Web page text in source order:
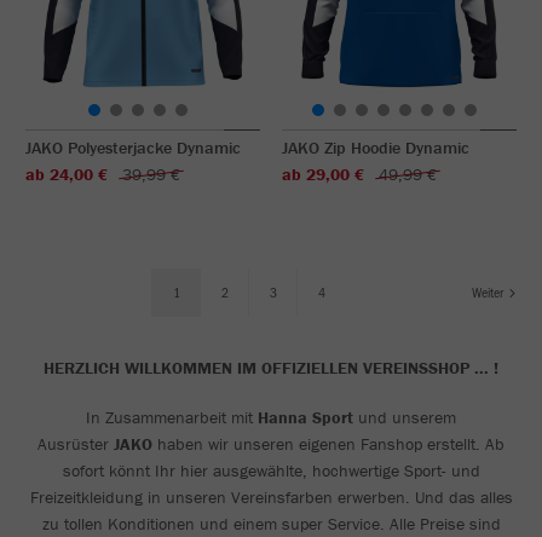
JAKO Polyesterjacke Dynamic
ab 24,00 €
39,99 €
JAKO Zip Hoodie Dynamic
ab 29,00 €
49,99 €
1 2 3 4 Weiter
HERZLICH WILLKOMMEN IM OFFIZIELLEN VEREINSSHOP ... !
In Zusammenarbeit mit Hanna Sport und unserem
Ausrüster JAKO haben wir unseren eigenen Fanshop erstellt. Ab
sofort könnt Ihr hier ausgewählte, hochwertige Sport- und
Freizeitkleidung in unseren Vereinsfarben erwerben. Und das alles
zu tollen Konditionen und einem super Service. Alle Preise sind